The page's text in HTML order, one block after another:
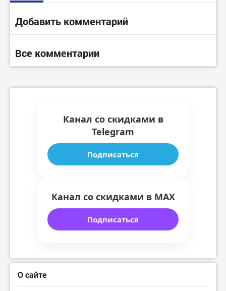
Добавить комментарий
Все комментарии
Канал со скидками в
Telegram
Подписаться
Канал со скидками в MAX
Подписаться
О сайте